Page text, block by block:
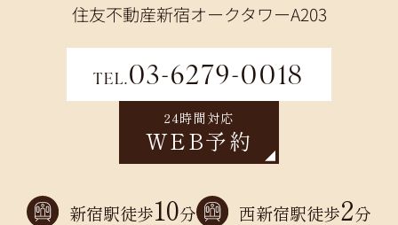
住友不動産新宿オークタワーA203
TEL.03-6279-0018
24時間対応
WEB予約
新宿駅徒歩10分 西新宿駅徒歩2分